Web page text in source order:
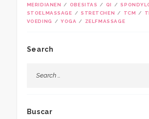
MERIDIANEN
OBESITAS QI
STOELMASSAGE
STRETCHEN TCM
VOEDING
YOGA ZELFMASSAGE
Search
Buscar